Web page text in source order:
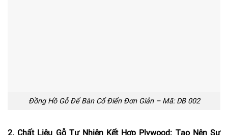
Đồng Hồ Gỗ Để Bàn Cổ Điển Đơn Giản – Mã: DB 002
2. Chất Liệu Gỗ Tự Nhiên Kết Hợp Plywood: Tạo Nên Sự